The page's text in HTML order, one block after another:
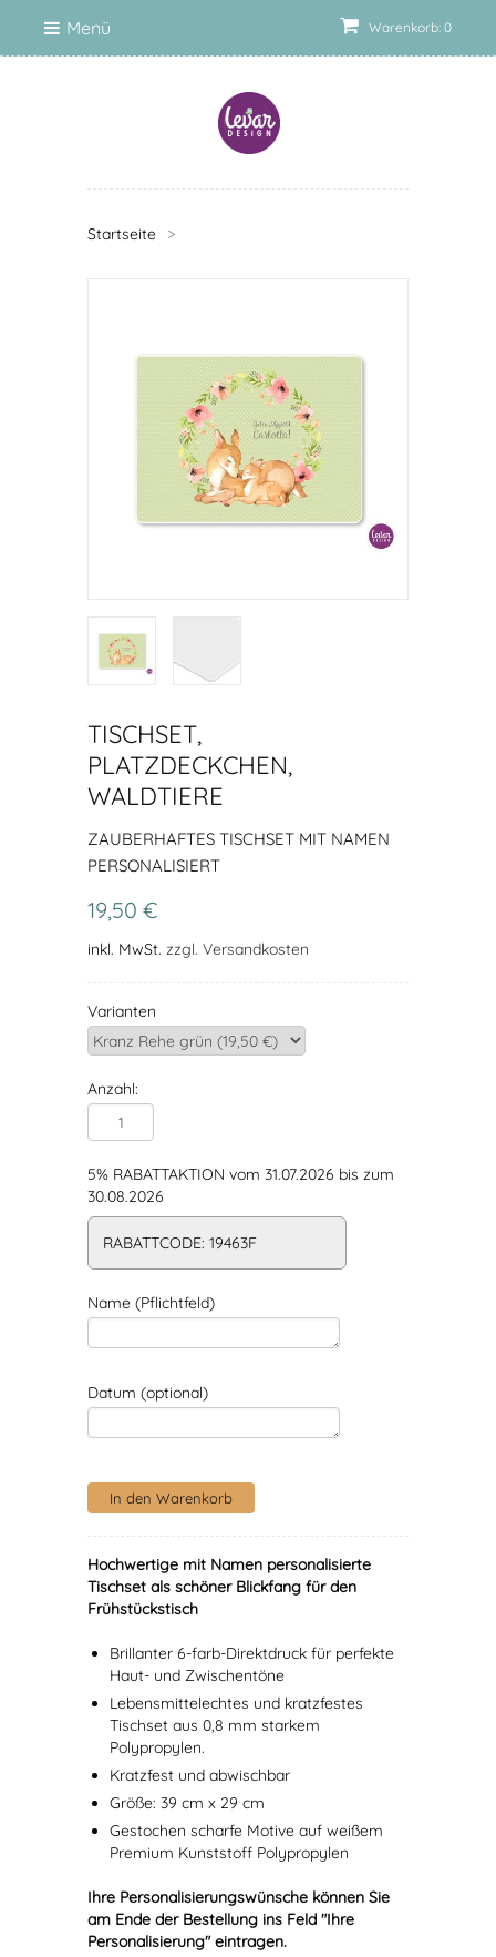
Warenkorb: 0
Menü
Startseite >
TISCHSET,
PLATZDECKCHEN,
WALDTIERE
ZAUBERHAFTES TISCHSET MIT NAMEN
PERSONALISIERT
19,50 €
inkl. MwSt. zzgl. Versandkosten
Varianten
Anzahl:
5% RABATTAKTION vom 31.07.2026 bis zum
30.08.2026
RABATTCODE: 19463F
Name (Pflichtfeld)
Datum (optional)
Hochwertige mit Namen personalisierte
Tischset als schöner Blickfang für den
Frühstückstisch
Brillanter 6-farb-Direktdruck für perfekte
Haut- und Zwischentöne
Lebensmittelechtes und kratzfestes
Tischset aus 0,8 mm starkem
Polypropylen.
Kratzfest und abwischbar
Größe: 39 cm x 29 cm
Gestochen scharfe Motive auf weißem
Premium Kunststoff Polypropylen
Ihre Personalisierungswünsche können Sie
am Ende der Bestellung ins Feld "Ihre
Personalisierung" eintragen.